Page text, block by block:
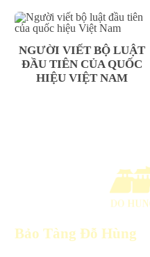
NGƯỜI VIẾT BỘ LUẬT
ĐẦU TIÊN CỦA QUỐC
HIỆU VIỆT NAM
Bảo Tàng Đỗ Hùng